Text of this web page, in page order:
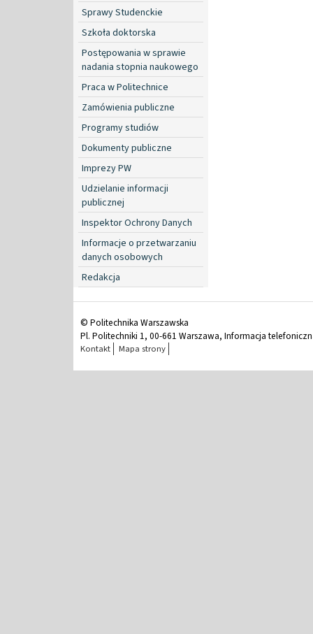
Sprawy Studenckie
Szkoła doktorska
Postępowania w sprawie
nadania stopnia naukowego
Praca w Politechnice
Zamówienia publiczne
Programy studiów
Dokumenty publiczne
Imprezy PW
Udzielanie informacji
publicznej
Inspektor Ochrony Danych
Informacje o przetwarzaniu
danych osobowych
Redakcja
© Politechnika Warszawska
Pl. Politechniki 1, 00-661 Warszawa, Informacja
Kontakt Mapa strony